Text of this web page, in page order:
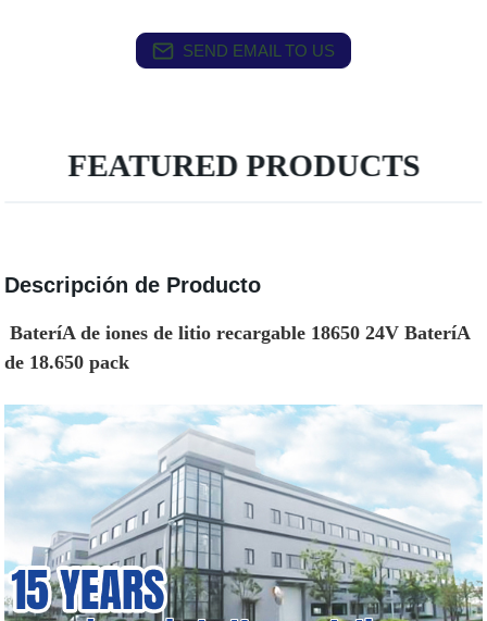
SEND EMAIL TO US
FEATURED PRODUCTS
Descripción de Producto
BateríA de iones de litio recargable 18650 24V BateríA
de 18.650 pack